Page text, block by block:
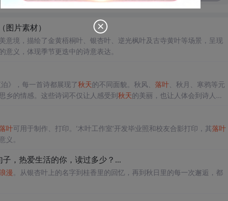
片素材）
意境，描绘了金黄梧桐叶、银杏叶、逆光枫叶及古寺黄叶等场景，呈现
意义，体现季节更迭中的诗意表达。
》，每一首诗都展现了秋天的不同面貌。秋风、 落叶、秋月、寒鸦等元
乡的情感。这些诗词不仅让人感受到秋天的美丽，也让人体会到诗人的
叶可用于制作、打印。‘木叶工作室’开发毕业照和校友合影打印，其落叶
义。
子，热爱生活的你，读过多少？...
漫 。从银杏叶上的名字到桂香里的回忆，再到秋日里的每一次邂逅，都